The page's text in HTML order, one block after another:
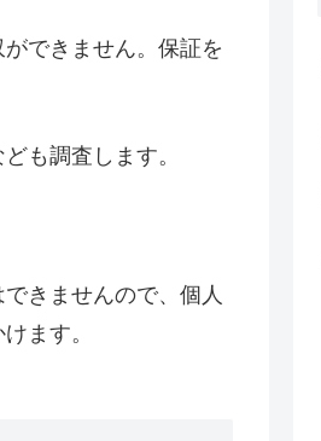
できません。保証を
も調査します。
きませんので、個人
ます。